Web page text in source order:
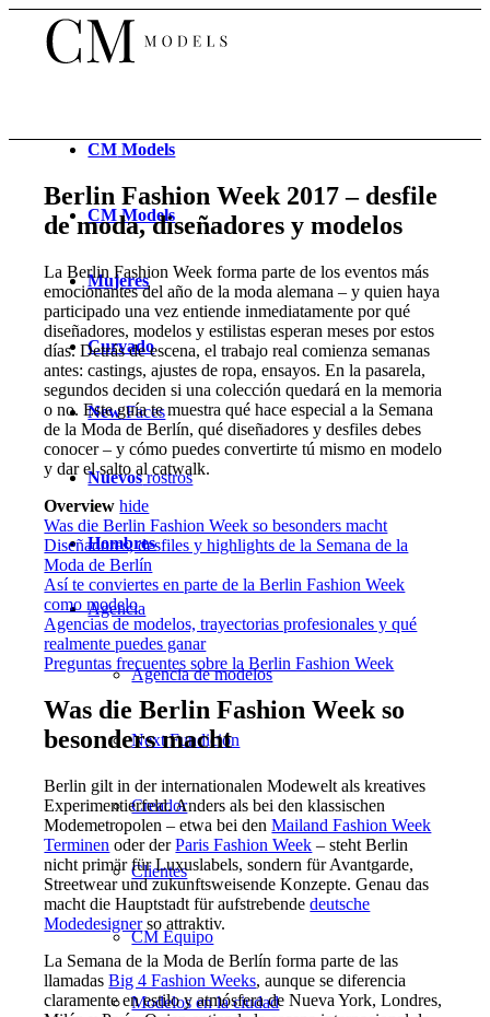
CM Models
CMModels
Mujeres
Curvado
NewFaces
Nuevosrostros
Hombres
Agencia
Agencia de modelos
Next Fundición
Creador
Clientes
CM Equipo
Modelos en la ciudad
Berlin Fashion Week 2017 – desfile
de moda, diseñadores y modelos
La Berlin Fashion Week forma parte de los eventos más
emocionantes del año de la moda alemana – y quien haya
participado una vez entiende inmediatamente por qué
diseñadores, modelos y estilistas esperan meses por estos
días. Detrás de escena, el trabajo real comienza semanas
antes: castings, ajustes de ropa, ensayos. En la pasarela,
segundos deciden si una colección quedará en la memoria
o no. Este guía te muestra qué hace especial a la Semana
de la Moda de Berlín, qué diseñadores y desfiles debes
conocer – y cómo puedes convertirte tú mismo en modelo
y dar el salto al catwalk.
Overview hide
Was die Berlin Fashion Week so besonders macht
Diseñadores, desfiles y highlights de la Semana de la
Moda de Berlín
Así te conviertes en parte de la Berlin Fashion Week
como modelo
Agencias de modelos, trayectorias profesionales y qué
realmente puedes ganar
Preguntas frecuentes sobre la Berlin Fashion Week
Was die Berlin Fashion Week so
besonders macht
Berlin gilt in der internationalen Modewelt als kreatives
Experimentierfeld. Anders als bei den klassischen
Modemetropolen – etwa bei denMailand Fashion Week
Terminen oder derParis Fashion Week – steht Berlin
nicht primär für Luxuslabels, sondern für Avantgarde,
Streetwear und zukunftsweisende Konzepte. Genau das
macht die Hauptstadt für aufstrebendedeutsche
Modedesignerso attraktiv.
La Semana de la Moda de Berlín forma parte de las
llamadasBig 4 Fashion Weeks, aunque se diferencia
claramente en estilo y atmósfera de Nueva York, Londres,